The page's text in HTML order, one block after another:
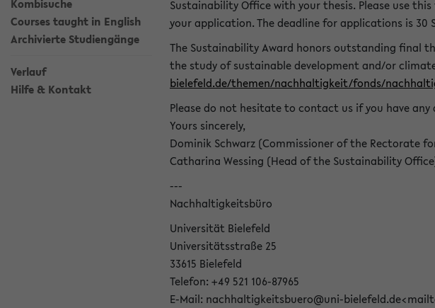
Kombisuche
Courses taught in English
Archivierte Studiengänge
Verlauf
Hilfe & Kontakt
Sustainability Office with your thesis. Please use
your application. The deadline for applications is 30
The Sustainability Award honors outstanding final
the study of sustainable development and/or
bielefeld.de/themen/nachhaltigkeit/fonds/
Please do not hesitate to contact us if you have any
Yours sincerely,
Dominik Schwarz (Commissioner of the Rectorate
Catharina Wessing (Head of the Sustainability
---
Nachhaltigkeitsbüro
Universität Bielefeld
Universitätsstraße 25
33615 Bielefeld
Telefon: +49 521 106-87965
E-Mail: nachhaltigkeitsbuero@uni-